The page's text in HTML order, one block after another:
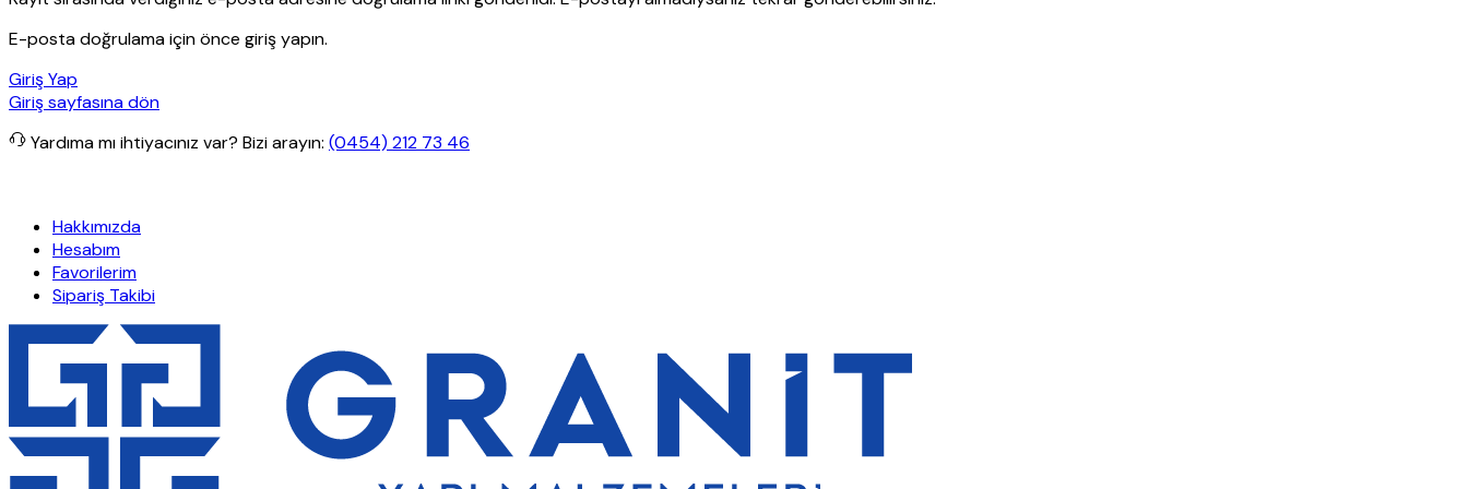
E-posta doğrulama için önce giriş yapın.
Giriş Yap
Giriş sayfasına dön
Yardıma mı ihtiyacınız var? Bizi arayın: (0454) 212 73 46
Hakkımızda
Hesabım
Favorilerim
Sipariş Takibi